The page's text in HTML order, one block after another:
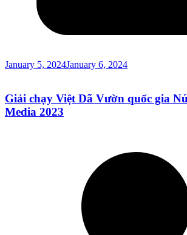
January 5, 2024January 6, 2024
Giải chạy Việt Dã Vườn quốc gia
Media 2023